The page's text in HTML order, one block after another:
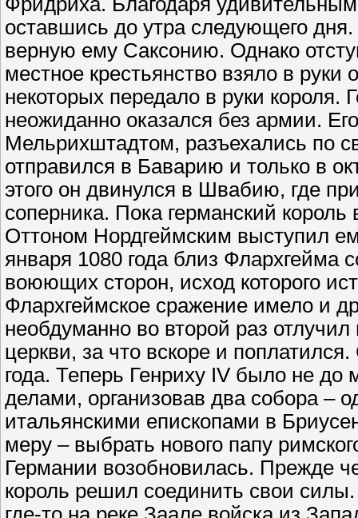
оставшись до утра следующего
верную ему Саксонию. Однако
местное крестьянство взяло в
некоторых передало в руки короля.
неожиданно оказался без армии.
Мельрихштадтом, разъехались по
отправился в Баварию и только в
этого он двинулся в Швабию, где
соперника. Пока германский
Оттоном Нордгеймским выступил
января 1080 года близ Флархгейма
воюющих сторон, исход которого
Флархгеймское сражение имело и
необдуманно во второй раз отлучил
церкви, за что вскоре и
года. Теперь Генриху IV было не
делами, организовав два собора –
итальянскими епископами в
меру – выбрать нового папу
Германии возобновилась. Прежде
король решил соединить свои